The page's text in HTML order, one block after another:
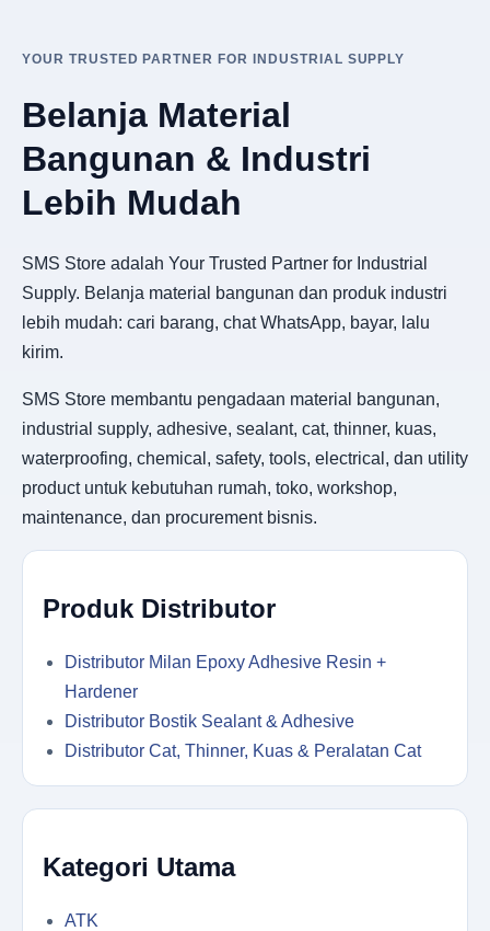
YOUR TRUSTED PARTNER FOR INDUSTRIAL SUPPLY
Belanja Material
Bangunan & Industri
Lebih Mudah
SMS Store adalah Your Trusted Partner for Industrial
Supply. Belanja material bangunan dan produk industri
lebih mudah: cari barang, chat WhatsApp, bayar, lalu
kirim.
SMS Store membantu pengadaan material bangunan,
industrial supply, adhesive, sealant, cat, thinner, kuas,
waterproofing, chemical, safety, tools, electrical, dan utility
product untuk kebutuhan rumah, toko, workshop,
maintenance, dan procurement bisnis.
Produk Distributor
Distributor Milan Epoxy Adhesive Resin +
Hardener
Distributor Bostik Sealant & Adhesive
Distributor Cat, Thinner, Kuas & Peralatan Cat
Kategori Utama
ATK